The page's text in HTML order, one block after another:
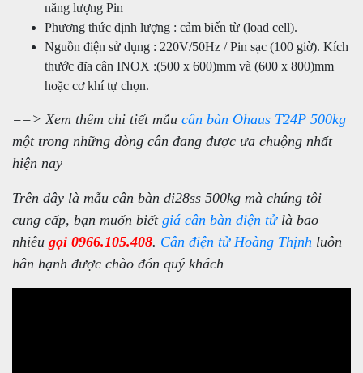
năng lượng Pin
Phương thức định lượng : cảm biến từ (load cell).
Nguồn điện sử dụng : 220V/50Hz / Pin sạc (100 giờ). Kích
thước đĩa cân INOX :(500 x 600)mm và (600 x 800)mm
hoặc cơ khí tự chọn.
==> Xem thêm chi tiết mẫu cân bàn Ohaus T24P 500kg
một trong những dòng cân đang được ưa chuộng nhất
hiện nay
Trên đây là mẫu cân bàn di28ss 500kg mà chúng tôi
cung cấp, bạn muốn biết giá cân bàn điện tử là bao
nhiêu gọi 0966.105.408. Cân điện tử Hoàng Thịnh luôn
hân hạnh được chào đón quý khách